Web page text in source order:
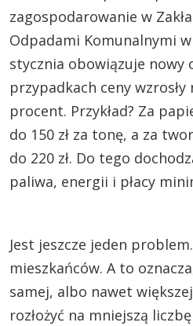
zagospodarowanie w
Odpadami Komunalnymi
stycznia obowiązuje nowy
przypadkach ceny
procent. Przykład? Za
do 150 zł za tonę, a za
do 220 zł. Do tego
paliwa, energii i płacy
Jest jeszcze jeden
mieszkańców. A to
samej, albo nawet
rozłożyć na mniejszą